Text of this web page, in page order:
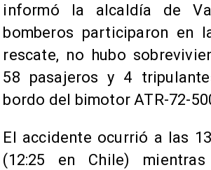
informó la alcaldía de
bomberos participaron en
rescate, no hubo
58 pasajeros y 4
bordo del bimotor ATR-72-
El accidente ocurrió a las
(12:25 en Chile)